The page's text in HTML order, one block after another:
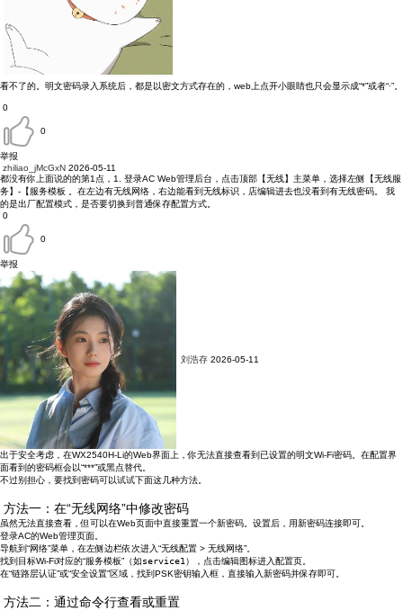
看不了的。明文密码录入系统后，都是以密文方式存在的，web上点开小眼睛也只会显示成“*”或者“·”。
0
0
举报
zhiliao_jMcGxN 2026-05-11
都没有你上面说的的第1点，1. 登录AC Web管理后台，点击顶部【无线】主菜单，选择左侧【无线服
务】-【服务模板 。在左边有无线网络，右边能看到无线标识，店编辑进去也没看到有无线密码。 我
的是出厂配置模式，是否要切换到普通保存配置方式。
0
0
举报
刘浩存 2026-05-11
出于安全考虑，在WX2540H-Li的Web界面上，你无法直接查看到已设置的明文Wi-Fi密码 。在配置界
面看到的密码框会以“***”或黑点替代。
不过别担心，要找到密码可以试试下面这几种方法。
方法一：在“无线网络”中修改密码
虽然无法直接查看，但可以在Web页面中直接重置一个新密码。设置后，用新密码连接即可。
登录AC的Web管理页面。
导航到“网络”菜单，在左侧边栏依次进入“无线配置 > 无线网络”。
找到目标Wi-Fi对应的“服务模板”（如service1 ），点击编辑图标进入配置页。
在“链路层认证”或“安全设置”区域，找到PSK密钥输入框，直接输入新密码并保存即可。
方法二：通过命令行查看或重置